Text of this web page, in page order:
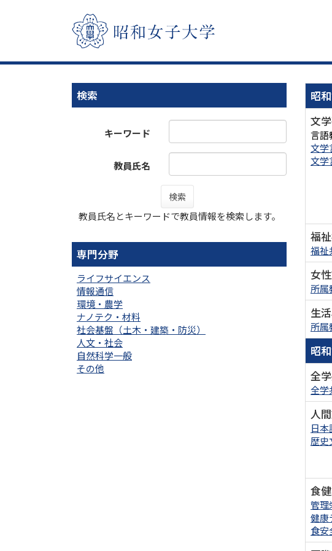
検索
キーワード
教員氏名
検索
教員氏名とキーワードで教員情報を検索します。
専門分野
ライフサイエンス
情報通信
環境・農学
ナノテク・材料
社会基盤（土木・建築・防災）
人文・社会
自然科学一般
その他
昭
文
言語
文
文
福
福祉
女
所属
生
所属
昭
全
全学
人
日
歴史
食
管理
健康
食安